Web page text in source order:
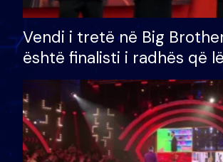
Vendi i tretë në Big
është finalisti i radhës që